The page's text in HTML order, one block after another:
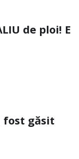
de ploi! E
fost găsit